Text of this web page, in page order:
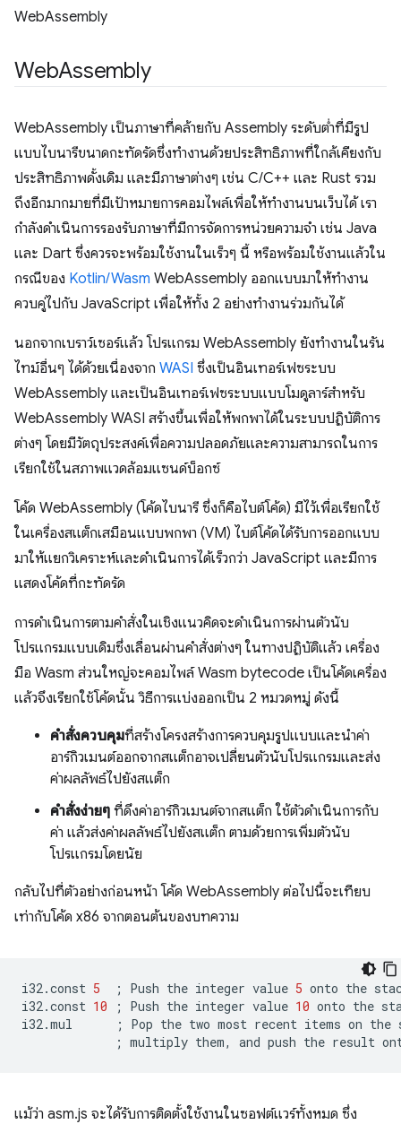
WebAssembly
WebAssembly
WebAssembly เป็นภาษาที่คล้ายกับ Assembly ระดับต่ำที่มีรูป
แบบไบนารีขนาดกะทัดรัดซึ่งทำงานด้วยประสิทธิภาพที่ใกล้เคียงกับ
ประสิทธิภาพดั้งเดิม และมีภาษาต่างๆ เช่น C/C++ และ Rust รวม
ถึงอีกมากมายที่มีเป้าหมายการคอมไพล์เพื่อให้ทำงานบนเว็บได้ เรา
กำลังดำเนินการรองรับภาษาที่มีการจัดการหน่วยความจำ เช่น Java
และ Dart ซึ่งควรจะพร้อมใช้งานในเร็วๆ นี้ หรือพร้อมใช้งานแล้วใน
กรณีของ Kotlin/Wasm WebAssembly ออกแบบมาให้ทำงาน
ควบคู่ไปกับ JavaScript เพื่อให้ทั้ง 2 อย่างทำงานร่วมกันได้
นอกจากเบราว์เซอร์แล้ว โปรแกรม WebAssembly ยังทำงานในรัน
ไทม์อื่นๆ ได้ด้วยเนื่องจาก WASI ซึ่งเป็นอินเทอร์เฟซระบบ
WebAssembly และเป็นอินเทอร์เฟซระบบแบบโมดูลาร์สำหรับ
WebAssembly WASI สร้างขึ้นเพื่อให้พกพาได้ในระบบปฏิบัติการ
ต่างๆ โดยมีวัตถุประสงค์เพื่อความปลอดภัยและความสามารถในการ
เรียกใช้ในสภาพแวดล้อมแซนด์บ็อกซ์
โค้ด WebAssembly (โค้ดไบนารี ซึ่งก็คือไบต์โค้ด) มีไว้เพื่อเรียกใช้
ในเครื่องสแต็กเสมือนแบบพกพา (VM) ไบต์โค้ดได้รับการออกแบบ
มาให้แยกวิเคราะห์และดำเนินการได้เร็วกว่า JavaScript และมีการ
แสดงโค้ดที่กะทัดรัด
การดำเนินการตามคำสั่งในเชิงแนวคิดจะดำเนินการผ่านตัวนับ
โปรแกรมแบบเดิมซึ่งเลื่อนผ่านคำสั่งต่างๆ ในทางปฏิบัติแล้ว เครื่อง
มือ Wasm ส่วนใหญ่จะคอมไพล์ Wasm bytecode เป็นโค้ดเครื่อง
แล้วจึงเรียกใช้โค้ดนั้น วิธีการแบ่งออกเป็น 2 หมวดหมู่ ดังนี้
คำสั่งควบคุมที่สร้างโครงสร้างการควบคุมรูปแบบและนำค่า
อาร์กิวเมนต์ออกจากสแต็กอาจเปลี่ยนตัวนับโปรแกรมและส่ง
ค่าผลลัพธ์ไปยังสแต็ก
คำสั่งง่ายๆ ที่ดึงค่าอาร์กิวเมนต์จากสแต็ก ใช้ตัวดำเนินการกับ
ค่า แล้วส่งค่าผลลัพธ์ไปยังสแต็ก ตามด้วยการเพิ่มตัวนับ
โปรแกรมโดยนัย
กลับไปที่ตัวอย่างก่อนหน้า โค้ด WebAssembly ต่อไปนี้จะเทียบ
เท่ากับโค้ด x86 จากตอนต้นของบทความ
i32.const 5 ; Push the integer value 5 onto the
i32.const 10 ; Push the integer value 10 onto the
i32.mul
; Pop the two most recent items on the
; multiply them, and push the result
แม้ว่า asm.js จะได้รับการติดตั้งใช้งานในซอฟต์แวร์ทั้งหมด ซึ่ง